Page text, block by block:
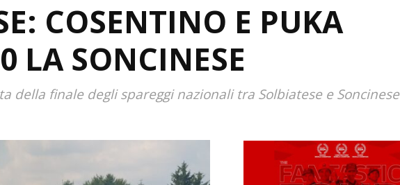
COSENTINO E PUKA
LA SONCINESE
della finale degli spareggi nazionali tra Solbiatese e Soncinese